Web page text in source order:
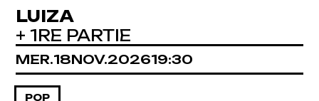
LUIZA
+ 1RE PARTIE
MERCREDI
MER.18NOVEMBRE
NOV.202619:30
POP